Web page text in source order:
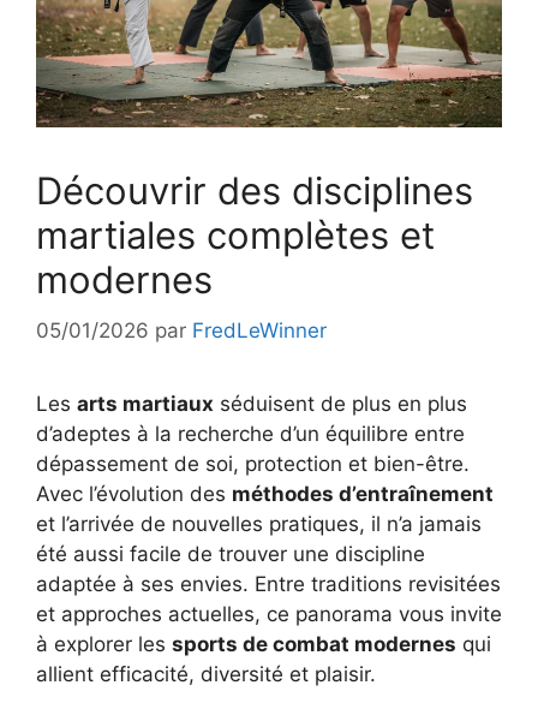
Découvrir des disciplines
martiales complètes et
modernes
05/01/2026 par FredLeWinner
Les arts martiaux séduisent de plus en plus
d’adeptes à la recherche d’un équilibre entre
dépassement de soi, protection et bien-être.
Avec l’évolution des méthodes d’entraînement
et l’arrivée de nouvelles pratiques, il n’a jamais
été aussi facile de trouver une discipline
adaptée à ses envies. Entre traditions revisitées
et approches actuelles, ce panorama vous invite
à explorer les sports de combat modernes qui
allient efficacité, diversité et plaisir.